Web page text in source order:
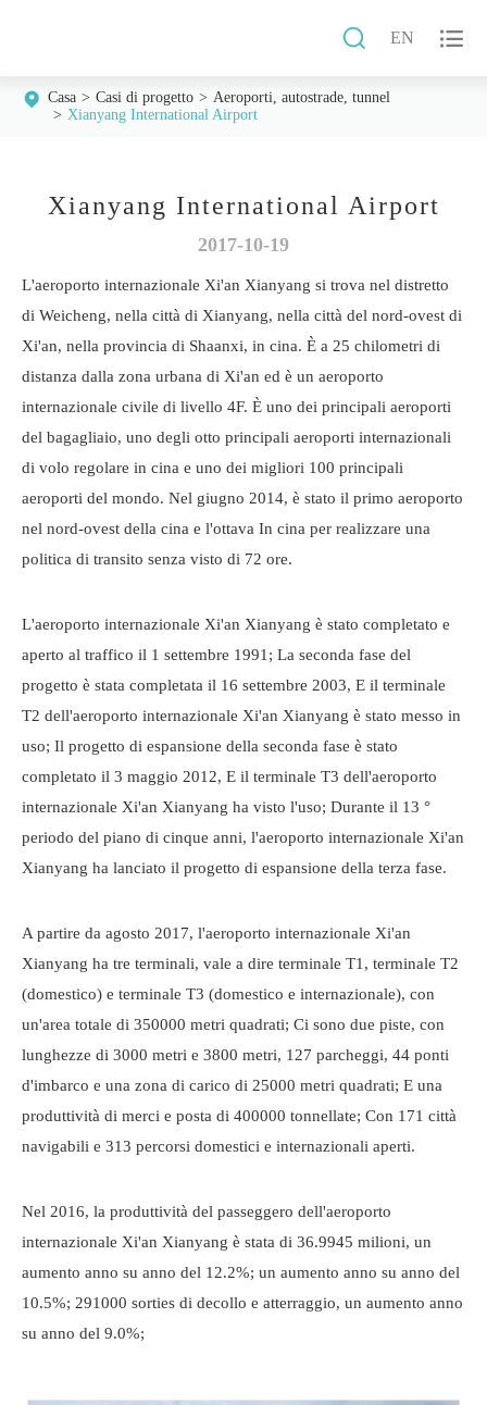
 EN 
Casa Casi di progetto
Aeroporti, autostrade, tunnel
Xianyang International Airport
Xianyang International Airport
2017-10-19
L'aeroporto internazionale Xi'an Xianyang si trova nel distretto
di Weicheng, nella città di Xianyang, nella città del nord-ovest di
Xi'an, nella provincia di Shaanxi, in cina. È a 25 chilometri di
distanza dalla zona urbana di Xi'an ed è un aeroporto
internazionale civile di livello 4F. È uno dei principali aeroporti
del bagagliaio, uno degli otto principali aeroporti internazionali
di volo regolare in cina e uno dei migliori 100 principali
aeroporti del mondo. Nel giugno 2014, è stato il primo aeroporto
nel nord-ovest della cina e l'ottava In cina per realizzare una
politica di transito senza visto di 72 ore.
L'aeroporto internazionale Xi'an Xianyang è stato completato e
aperto al traffico il 1 settembre 1991; La seconda fase del
progetto è stata completata il 16 settembre 2003, E il terminale
T2 dell'aeroporto internazionale Xi'an Xianyang è stato messo in
uso; Il progetto di espansione della seconda fase è stato
completato il 3 maggio 2012, E il terminale T3 dell'aeroporto
internazionale Xi'an Xianyang ha visto l'uso; Durante il 13 °
periodo del piano di cinque anni, l'aeroporto internazionale Xi'an
Xianyang ha lanciato il progetto di espansione della terza fase.
A partire da agosto 2017, l'aeroporto internazionale Xi'an
Xianyang ha tre terminali, vale a dire terminale T1, terminale T2
(domestico) e terminale T3 (domestico e internazionale), con
un'area totale di 350000 metri quadrati; Ci sono due piste, con
lunghezze di 3000 metri e 3800 metri, 127 parcheggi, 44 ponti
d'imbarco e una zona di carico di 25000 metri quadrati; E una
produttività di merci e posta di 400000 tonnellate; Con 171 città
navigabili e 313 percorsi domestici e internazionali aperti.
Nel 2016, la produttività del passeggero dell'aeroporto
internazionale Xi'an Xianyang è stata di 36.9945 milioni, un
aumento anno su anno del 12.2%; un aumento anno su anno del
10.5%; 291000 sorties di decollo e atterraggio, un aumento anno
su anno del 9.0%;